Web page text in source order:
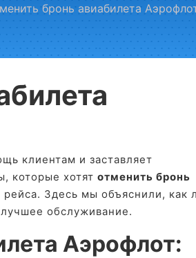
бронь авиабилета
клиентам и заставляет
которые хотят отменить бронь
Здесь мы объяснили, как
обслуживание.
Аэрофлот: